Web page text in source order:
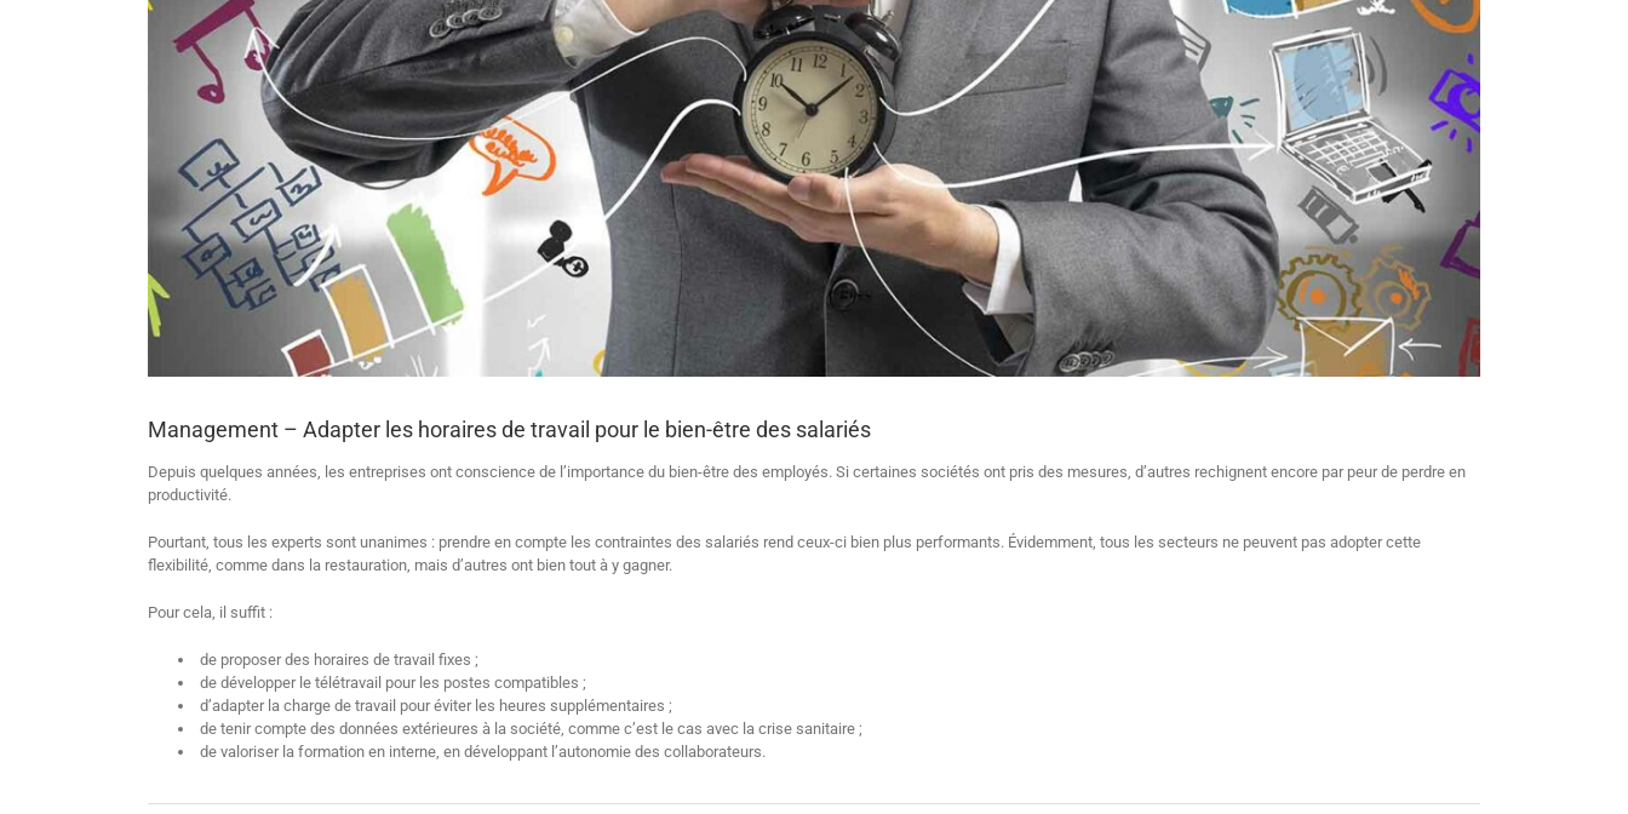
Management – Adapter les horaires de travail pour le bien-être des salariés
Depuis quelques années, les entreprises ont conscience de l’importance du bien-être des employés. Si certaines sociétés ont pris des mesures, d’autres rechignent encore par peur de perdre en
productivité.
Pourtant, tous les experts sont unanimes : prendre en compte les contraintes des salariés rend ceux-ci bien plus performants. Évidemment, tous les secteurs ne peuvent pas adopter cette
flexibilité, comme dans la restauration, mais d’autres ont bien tout à y gagner.
Pour cela, il suffit :
de proposer des horaires de travail fixes ;
de développer le télétravail pour les postes compatibles ;
d’adapter la charge de travail pour éviter les heures supplémentaires ;
de tenir compte des données extérieures à la société, comme c’est le cas avec la crise sanitaire ;
de valoriser la formation en interne, en développant l’autonomie des collaborateurs.